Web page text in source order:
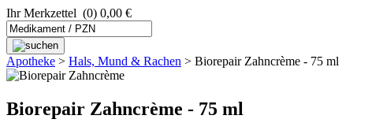
Ihr Merkzettel (0) 0,00 €
Apotheke > Hals, Mund & Rachen > Biorepair Zahncrème - 75 ml
Biorepair Zahncrème - 75 ml